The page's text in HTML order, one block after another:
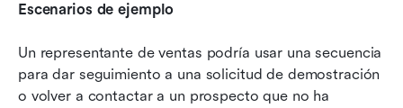
Escenarios de ejemplo
Un representante de ventas podría usar una secuencia
para dar seguimiento a una solicitud de demostración
o volver a contactar a un prospecto que no ha